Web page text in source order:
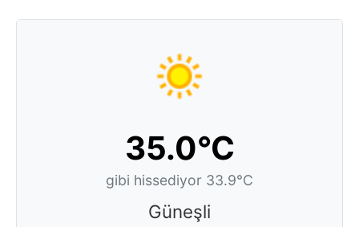
35.0°C
gibi hissediyor 33.9°C
Güneşli